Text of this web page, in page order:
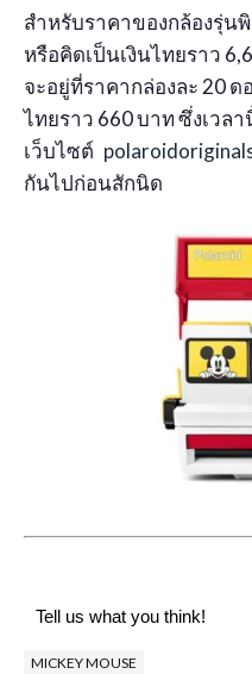
สำหรับราคาของกล้องรุ่น
หรือคิดเป็นเงินไทยราว
จะอยู่ที่ราคากล่องละ 20
ไทยราว 660 บาท ซึ่งเว
เว็บไซต์
กันไปก่อนสักนิด
Tell us what you think!
MICKEY MOUSE